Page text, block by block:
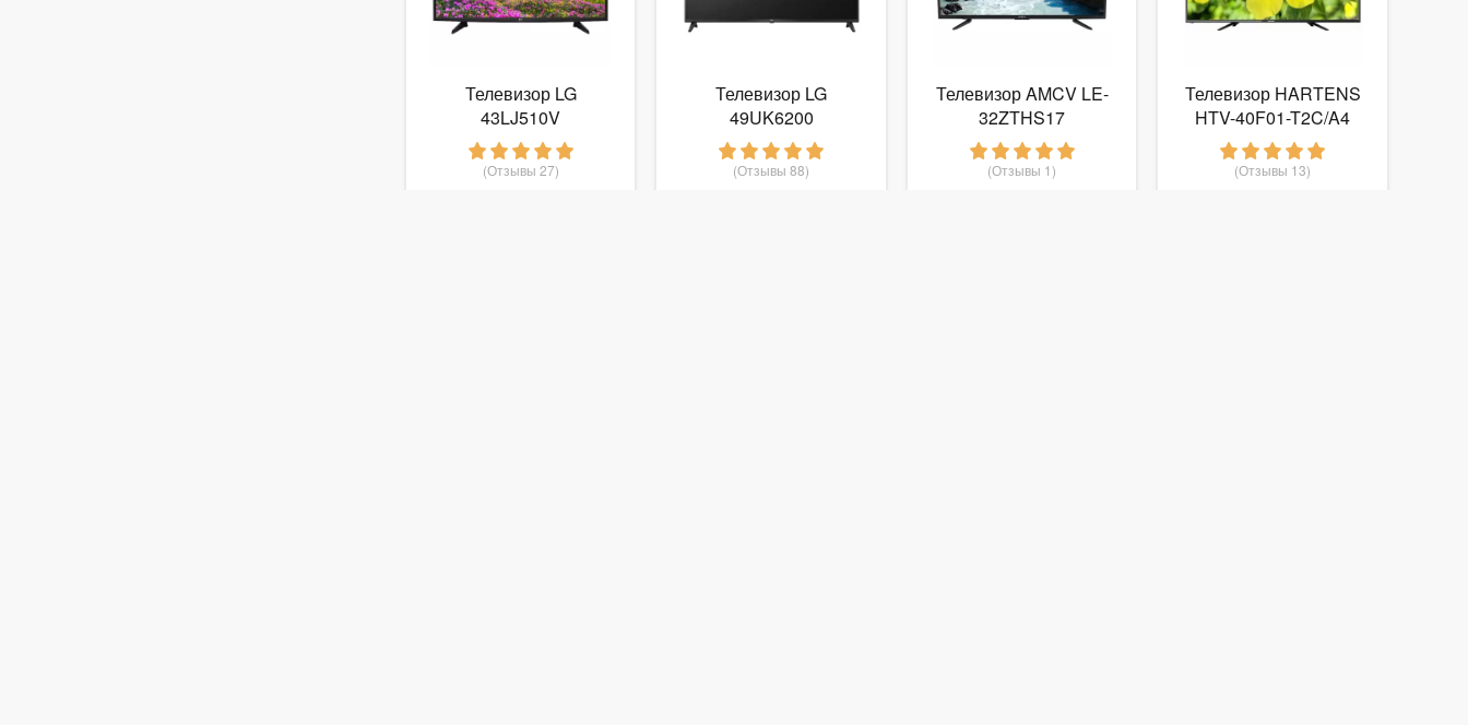
Телевизор LG
43LJ510V
(Отзывы 27)
Телевизор LG
49UK6200
(Отзывы 88)
Телевизор AMCV LE-
32ZTHS17
(Отзывы 1)
Телевизор HARTENS
HTV-40F01-T2C/A4
(Отзывы 13)